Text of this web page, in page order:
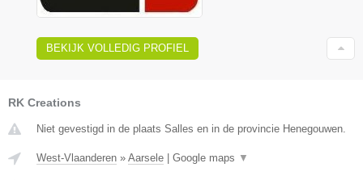
BEKIJK VOLLEDIG PROFIEL
RK Creations
Niet gevestigd in de plaats Salles en in de provincie Henegouwen.
West-Vlaanderen » Aarsele | Google maps ▼